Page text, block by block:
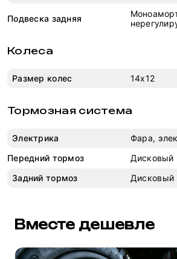
Подвеска задняя
Колеса
Размер колес 14х12
Тормозная система
Электрика
Фара,
Передний тормоз
Дисковый
Задний тормоз
Дисковый
Вместе дешевле